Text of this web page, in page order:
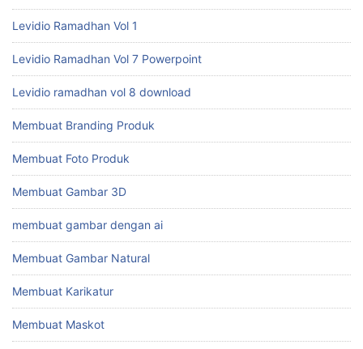
Levidio Ramadhan Vol 1
Levidio Ramadhan Vol 7 Powerpoint
Levidio ramadhan vol 8 download
Membuat Branding Produk
Membuat Foto Produk
Membuat Gambar 3D
membuat gambar dengan ai
Membuat Gambar Natural
Membuat Karikatur
Membuat Maskot